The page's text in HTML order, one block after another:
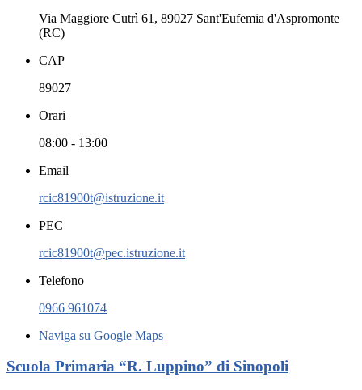
Via Maggiore Cutrì 61, 89027 Sant'Eufemia d'Aspromonte
(RC)
CAP
89027
Orari
08:00 - 13:00
Email
rcic81900t@istruzione.it
PEC
rcic81900t@pec.istruzione.it
Telefono
0966 961074
Naviga su Google Maps
Scuola Primaria “R. Luppino” di Sinopoli